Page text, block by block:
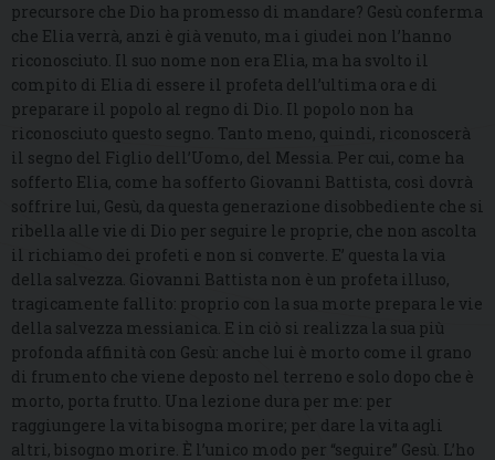
precursore che Dio ha promesso di mandare? Gesù conferma
che Elia verrà, anzi è già venuto, ma i giudei non l’hanno
riconosciuto. Il suo nome non era Elia, ma ha svolto il
compito di Elia di essere il profeta dell’ultima ora e di
preparare il popolo al regno di Dio. Il popolo non ha
riconosciuto questo segno. Tanto meno, quindi, riconoscerà
il segno del Figlio dell’Uomo, del Messia. Per cui, come ha
sofferto Elia, come ha sofferto Giovanni Battista, così dovrà
soffrire lui, Gesù, da questa generazione disobbediente che si
ribella alle vie di Dio per seguire le proprie, che non ascolta
il richiamo dei profeti e non si converte. E’ questa la via
della salvezza. Giovanni Battista non è un profeta illuso,
tragicamente fallito: proprio con la sua morte prepara le vie
della salvezza messianica. E in ciò si realizza la sua più
profonda affinità con Gesù: anche lui è morto come il grano
di frumento che viene deposto nel terreno e solo dopo che è
morto, porta frutto. Una lezione dura per me: per
raggiungere la vita bisogna morire; per dare la vita agli
altri, bisogno morire. È l’unico modo per “seguire” Gesù. L’ho